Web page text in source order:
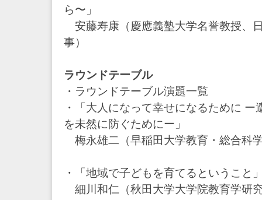
ら〜」
安藤寿康（慶應義塾大学名誉教授、
事）
ラウンドテーブル
・ラウンドテーブル演題一覧
・「大人になって幸せになるために
を未然に防ぐためにー」
梅永雄二（早稲田大学教育・総合科
・「地域で子どもを育てるということ
細川和仁（秋田大学大学院教育学研